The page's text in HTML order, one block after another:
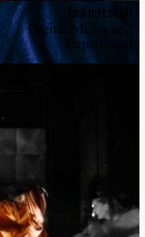
mit Sabrina Brose
In a nutshell
Digital Media and
Experiment